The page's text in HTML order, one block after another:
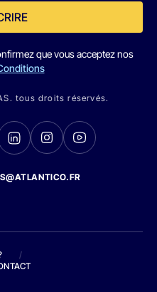
que vous acceptez nos
tous droits réservés.
/